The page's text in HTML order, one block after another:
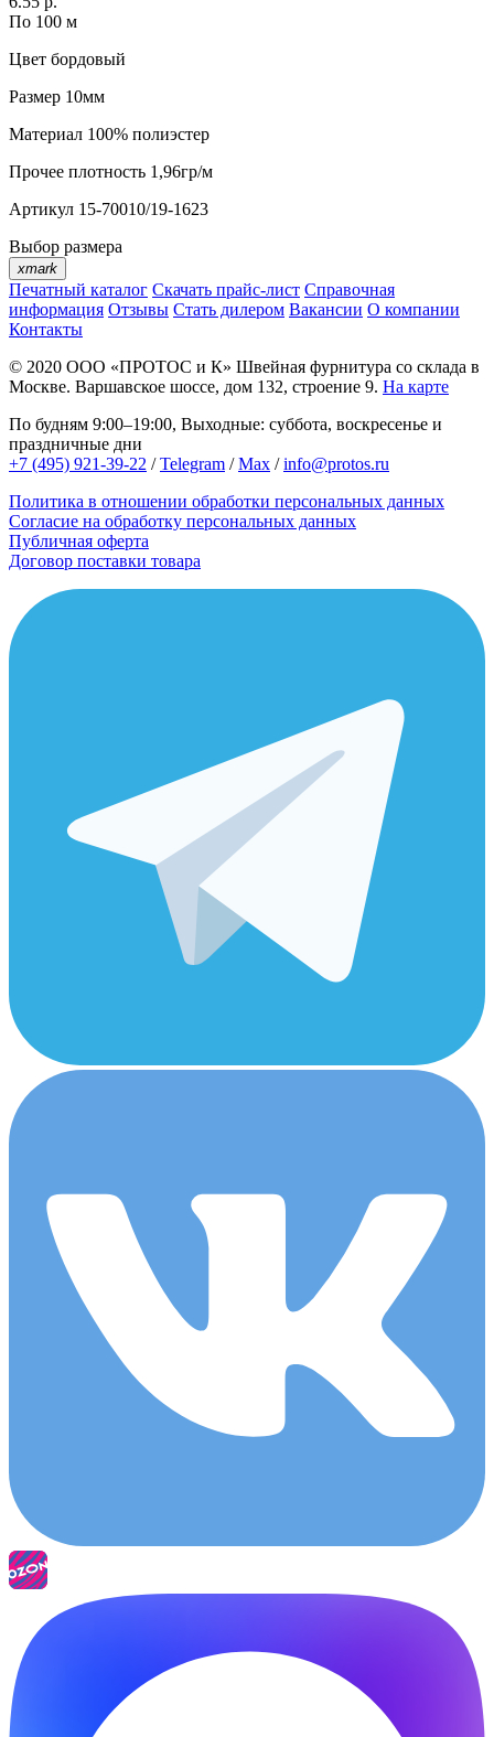
По 100 м
Цвет бордовый
Размер 10мм
Материал 100% полиэстер
Прочее плотность 1,96гр/м
Артикул 15-70010/19-1623
Выбор размера
xmark
Печатный каталог Скачать прайс-лист Справочная
информация Отзывы Стать дилером Вакансии О компании
Контакты
© 2020 ООО «ПРОТОС и К» Швейная фурнитура со склада в
Москве. Варшавское шоссе, дом 132, строение 9. На карте
По будням 9:00–19:00, Выходные: суббота, воскресенье и
праздничные дни
+7 (495) 921-39-22 /Telegram /Max /info@protos.ru
Политика в отношении обработки персональных данных
Согласие на обработку персональных данных
Публичная оферта
Договор поставки товара